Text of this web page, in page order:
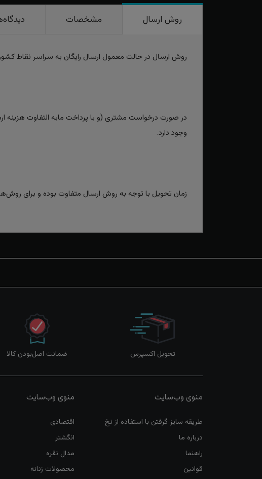
روش ارسال مشخصات
روش ارسال در حالت معمول ارسال رایگان به سراسر نقاط
در صورت درخواست مشتری (و با پرداخت مابه التفاوت هزینه
وجود دارد.
زمان تحویل با توجه به روش ارسال متفاوت بوده و برای روش‌های سریع بین 2 تا 3 روز و در حالت
تحویل اکسپرس ضمانت اصل‌بودن کالا
منوی وب‌سایت
طریقه سایز گرفتن با استفاده از نخ
درباره ما
راهنما
قوانین
منوی وب‌سایت
اقتصادی
انگشتر
مدال نقره
محصولات زنانه